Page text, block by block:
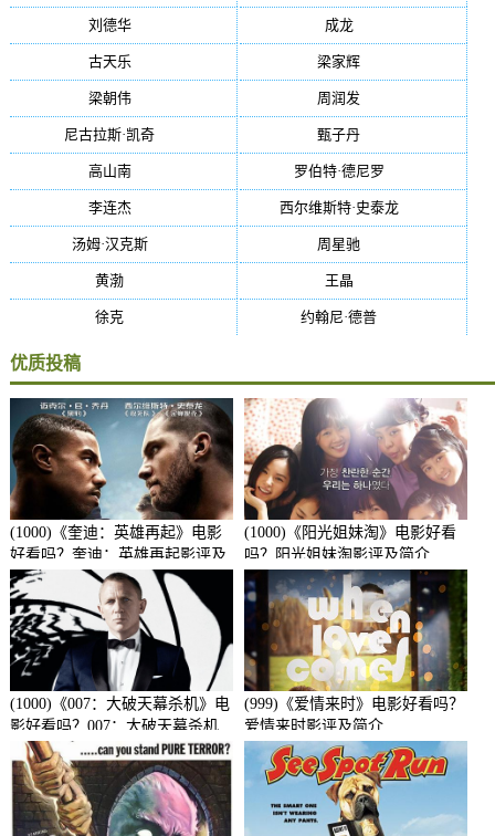
刘德华(50) 成龙(46)
古天乐 梁家辉
梁朝伟(37) 周润发
尼古拉斯·凯奇 甄子丹
高山南(33) 罗伯特·德尼罗
李连杰(29) 西尔维斯特·史泰龙(29)
汤姆·汉克斯(27) 周星驰
黄渤 王晶
徐克 约翰尼·德普
优质投稿
(1000)《奎迪：英雄再起》电影
好看吗？奎迪：英雄再起影评及
简介
(1000)《阳光姐妹淘》电影好看
吗？阳光姐妹淘影评及简介
(1000)《007：大破天幕杀机》电
影好看吗？007：大破天幕杀机
影评及简介
(999)《爱情来时》电影好看吗？
爱情来时影评及简介